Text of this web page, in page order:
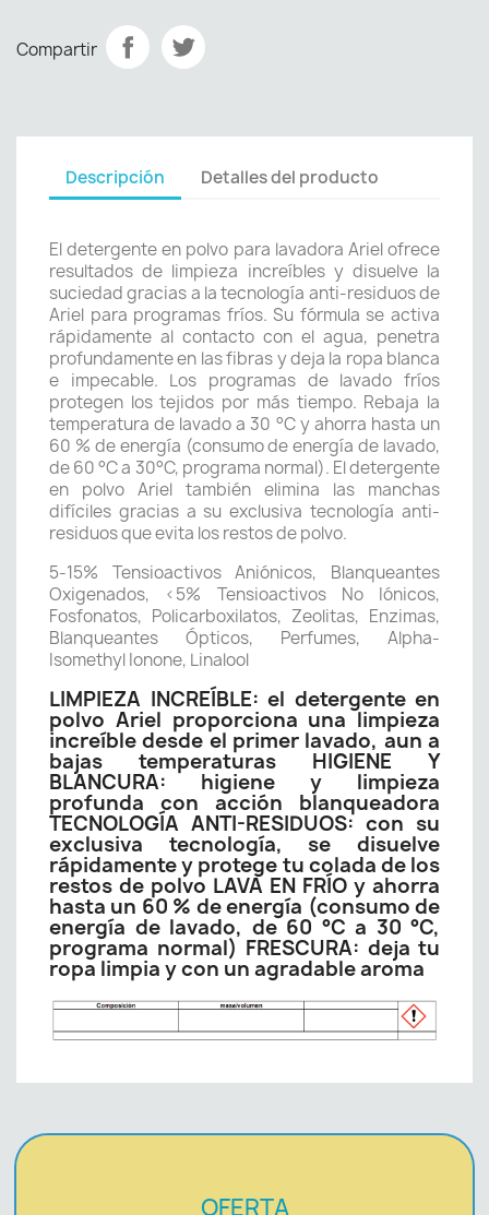
Compartir
Descripción Detalles del producto
El detergente en polvo para lavadora Ariel ofrece
resultados de limpieza increíbles y disuelve la
suciedad gracias a la tecnología anti-residuos de
Ariel para programas fríos. Su fórmula se activa
rápidamente al contacto con el agua, penetra
profundamente en las fibras y deja la ropa blanca
e impecable. Los programas de lavado fríos
protegen los tejidos por más tiempo. Rebaja la
temperatura de lavado a 30 °C y ahorra hasta un
60 % de energía (consumo de energía de lavado,
de 60 °C a 30°C, programa normal). El detergente
en polvo Ariel también elimina las manchas
difíciles gracias a su exclusiva tecnología anti-
residuos que evita los restos de polvo.
5-15% Tensioactivos Aniónicos, Blanqueantes
Oxigenados, <5% Tensioactivos No Iónicos,
Fosfonatos, Policarboxilatos, Zeolitas, Enzimas,
Blanqueantes Ópticos, Perfumes, Alpha-
Isomethyl Ionone, Linalool
LIMPIEZA INCREÍBLE: el detergente en
polvo Ariel proporciona una limpieza
increíble desde el primer lavado, aun a
bajas temperaturas HIGIENE Y
BLANCURA: higiene y limpieza
profunda con acción blanqueadora
TECNOLOGÍA ANTI-RESIDUOS: con su
exclusiva tecnología, se disuelve
rápidamente y protege tu colada de los
restos de polvo LAVA EN FRÍO y ahorra
hasta un 60 % de energía (consumo de
energía de lavado, de 60 °C a 30 °C,
programa normal) FRESCURA: deja tu
ropa limpia y con un agradable aroma
OFERTA